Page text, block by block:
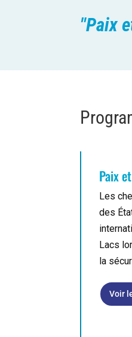
"Paix
Paix
Les
des
Lacs
la
Voir